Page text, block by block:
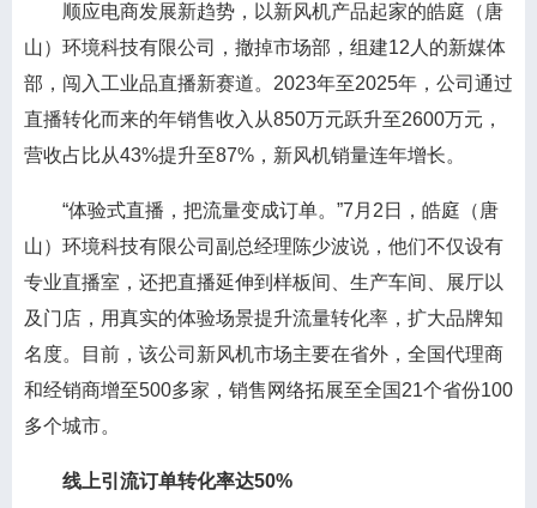
顺应电商发展新趋势，以新风机产品起家的皓庭（唐
山）环境科技有限公司，撤掉市场部，组建12人的新媒体
部，闯入工业品直播新赛道。2023年至2025年，公司通过
直播转化而来的年销售收入从850万元跃升至2600万元，
营收占比从43%提升至87%，新风机销量连年增长。
“体验式直播，把流量变成订单。”7月2日，皓庭（唐
山）环境科技有限公司副总经理陈少波说，他们不仅设有
专业直播室，还把直播延伸到样板间、生产车间、展厅以
及门店，用真实的体验场景提升流量转化率，扩大品牌知
名度。目前，该公司新风机市场主要在省外，全国代理商
和经销商增至500多家，销售网络拓展至全国21个省份100
多个城市。
线上引流订单转化率达50%